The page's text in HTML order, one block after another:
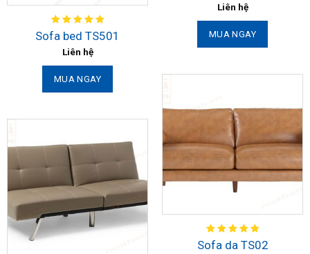
Liên hệ
MUA NGAY
Sofa bed TS501
Liên hệ
MUA NGAY
Sofa da TS02